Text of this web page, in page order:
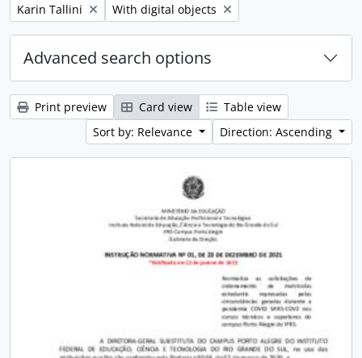
Remove filter:
Karin Tallini Remove filter:
With digital objects
Advanced search options
Print preview Card view
Table view
Sort by: Relevance
Direction: Ascending